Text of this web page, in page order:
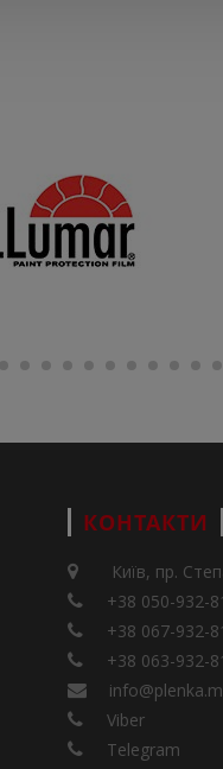
КОНТАКТИ
Київ, пр.
+38 050-932-
+38 067-932-
+38 063-932-
Viber
Telegram